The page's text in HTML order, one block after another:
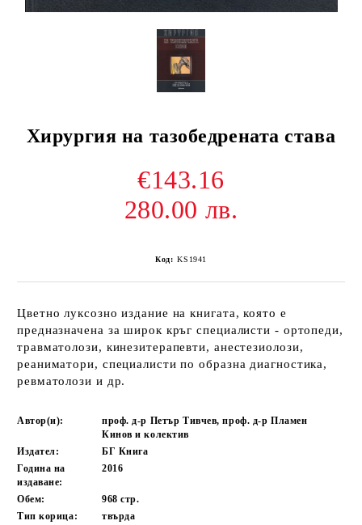
Хирургия на тазобедрената става
€143.16
280.00 лв.
Код: KS1941
Цветно луксозно издание на книгата, която е
предназначена за широк кръг специалисти - ортопеди,
травматолози, кинезитерапевти, анестезиолози,
реаниматори, специалисти по образна диагностика,
ревматолози и др.
Автор(и):
проф. д-р Петър Тивчев, проф. д-р Пламен
Кинов и колектив
Издател:
БГ Книга
Година на
издаване:
2016
Обем: 968стр.
Тип корица:
твърда